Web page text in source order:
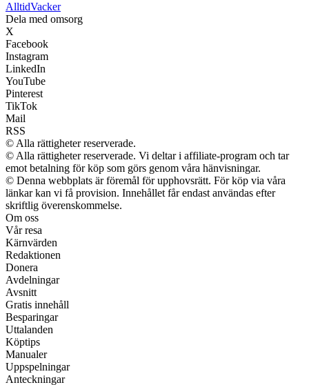
AlltidVacker
Dela med omsorg
X
Facebook
Instagram
LinkedIn
YouTube
Pinterest
TikTok
Mail
RSS
© Alla rättigheter reserverade.
© Alla rättigheter reserverade. Vi deltar i affiliate-program och tar
emot betalning för köp som görs genom våra hänvisningar.
© Denna webbplats är föremål för upphovsrätt. För köp via våra
länkar kan vi få provision. Innehållet får endast användas efter
skriftlig överenskommelse.
Om oss
Vår resa
Kärnvärden
Redaktionen
Donera
Avdelningar
Avsnitt
Gratis innehåll
Besparingar
Uttalanden
Köptips
Manualer
Uppspelningar
Anteckningar